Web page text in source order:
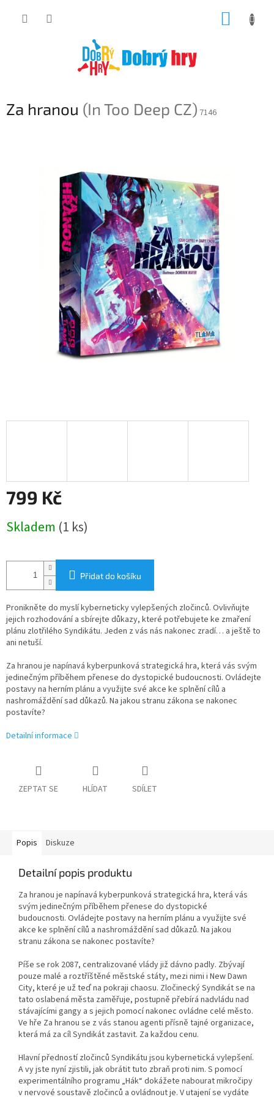
Za hranou (In Too Deep CZ) 7146
799 Kč
cena:
Skladem (1 ks)
Přidat do košíku
Pronikněte do myslí kyberneticky vylepšených zločinců. Ovlivňujte
jejich rozhodování a sbírejte důkazy, které potřebujete ke zmaření
plánu zlotřilého Syndikátu. Jeden z vás nás nakonec zradí… a ještě to
ani netuší.
Za hranou je napínavá kyberpunková strategická hra, která vás svým
jedinečným příběhem přenese do dystopické budoucnosti. Ovládejte
postavy na herním plánu a využijte své akce ke splnění cílů a
nashromáždění sad důkazů. Na jakou stranu zákona se nakonec
postavíte?
Detailní informace
ZEPTAT SE HLÍDAT SDÍLET
Popis Diskuze
Detailní popis produktu
Za hranou je napínavá kyberpunková strategická hra, která vás
svým jedinečným příběhem přenese do dystopické
budoucnosti. Ovládejte postavy na herním plánu a využijte své
akce ke splnění cílů a nashromáždění sad důkazů. Na jakou
stranu zákona se nakonec postavíte?
Píše se rok 2087, centralizované vlády již dávno padly. Zbývají
pouze malé a roztříštěné městské státy, mezi nimi i New Dawn
City, které je už teď na pokraji chaosu. Zločinecký Syndikát se na
tato oslabená města zaměřuje, postupně přebírá nadvládu nad
stávajícími gangy a s jejich pomocí nakonec ovládne celé město.
Ve hře Za hranou se z vás stanou agenti přísně tajné organizace,
která má za cíl Syndikát zastavit. Za každou cenu.
Hlavní předností zločinců Syndikátu jsou kybernetická vylepšení.
A vy jste nyní zjistili, jak obrátit tuto zbraň proti nim. S pomocí
experimentálního programu „Hák“ dokážete nabourat mikročipy
v nervové soustavě zločinců a ovládnout je. V utajení se vydáte